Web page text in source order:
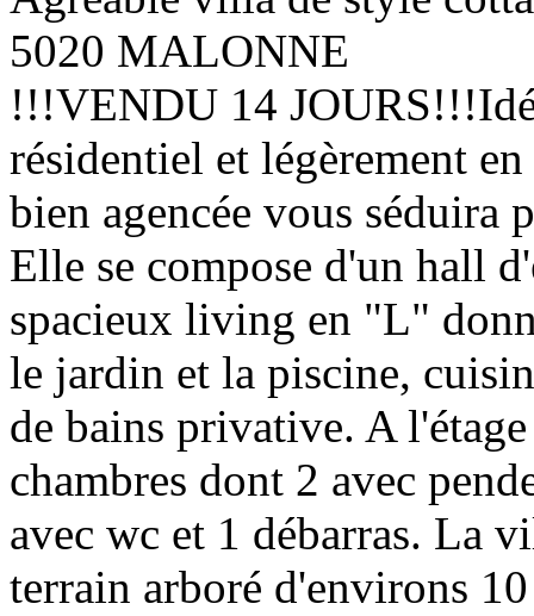
5020 MALONNE
!!!VENDU 14
résidentiel et légèrement
bien agencée vous séduira
Elle se compose d'un hall
spacieux living en "L"
le jardin et la piscine,
de bains privative. A
chambres dont 2 avec
avec wc et 1 débarras. La
terrain arboré d'environs